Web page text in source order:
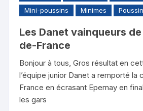
Mini-poussins
Minimes
Les Danet vainqueurs
de-France
Bonjour à tous, Gros résultat en
l’équipe junior Danet a remporté la
France en écrasant Epernay en
les gars